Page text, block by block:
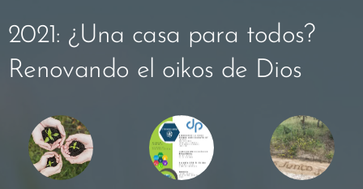
2021: ¿Una casa para todos?
Renovando el oikos de Dios